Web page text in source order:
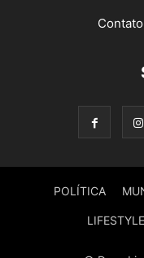
POLÍTICA
LIFESTYLE